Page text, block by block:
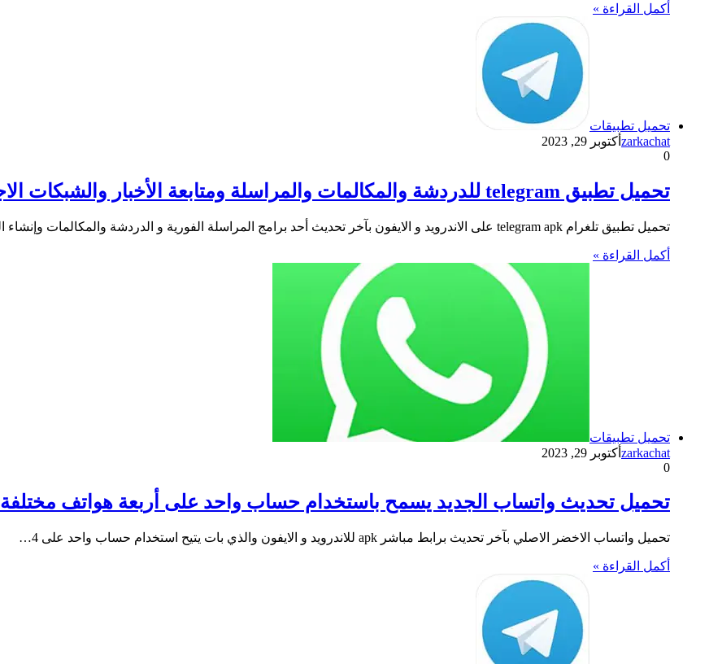
أكمل القراءة »
تحميل تطبيقات
zarkachat أكتوبر 29, 2023
0
تحميل تطبيق telegram للدردشة والمكالمات والمراسلة ومتابعة الأخبار والشبكات الاجتماعية
تحميل تطبيق تلغرام telegram apk على الاندرويد و الايفون بآخر تحديث أحد برامج المراسلة الفورية و الدردشة والمكالمات وإنشاء المجموعات…
أكمل القراءة »
تحميل تطبيقات
zarkachat أكتوبر 29, 2023
0
تحميل تحديث واتساب الجديد يسمح باستخدام حساب واحد على أربعة هواتف مختلفة
تحميل واتساب الاخضر الاصلي بآخر تحديث برابط مباشر apk للاندرويد و الايفون والذي بات يتيح استخدام حساب واحد على 4…
أكمل القراءة »